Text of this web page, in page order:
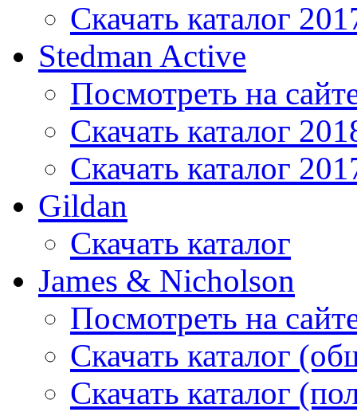
Скачать каталог
Stedman Active
Посмотреть на
Скачать каталог
Скачать каталог
Gildan
Скачать каталог
James & Nicholson
Посмотреть на
Скачать каталог
Скачать каталог